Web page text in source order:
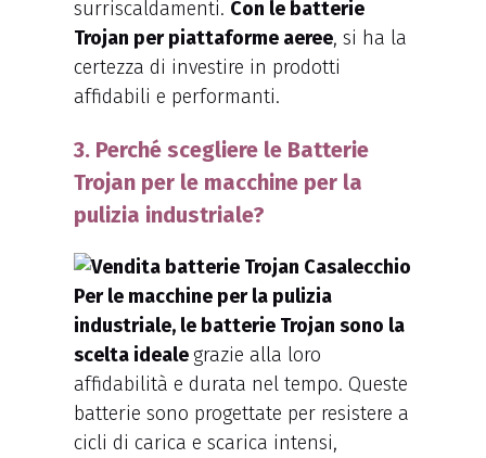
surriscaldamenti. Con le batterie
Trojan per piattaforme aeree, si ha la
certezza di investire in prodotti
affidabili e performanti.
3. Perché scegliere le Batterie
Trojan per le macchine per la
pulizia industriale?
Per le macchine per la pulizia
industriale, le batterie Trojan sono la
scelta idealegrazie alla loro
affidabilità e durata nel tempo. Queste
batterie sono progettate per resistere a
cicli di carica e scarica intensi,